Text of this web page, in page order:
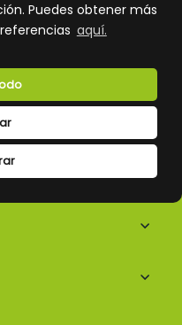
Puedes obtener más
aquí.